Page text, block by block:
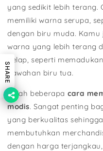
yang sedikit lebih terang.
memiliki warna serupa,
dengan biru muda.
warna yang lebih terang
gelap, seperti
bawahan biru tua.
Itulah beberapa cara
modis. Sangat penting
yang berkualitas
membutuhkan
dengan harga
SHARE